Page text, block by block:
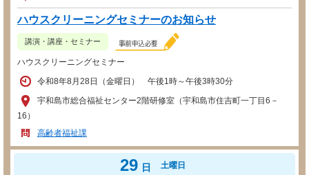
ハウスクリーニングセミナーのお知らせ
講演・講座・セミナー
ハウスクリーニングセミナー
令和8年8月28日（金曜日） 午後1時～午後3時30分
宇和島市総合福祉センター2階研修室（宇和島市住吉町一丁目6－
16）
高齢者福祉課
29 日 土曜日